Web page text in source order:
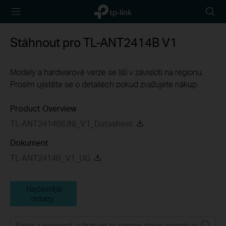
TP-Link,
Reliably
icon
Stáhnout proTL-ANT2414B V1
Modely a hardwarové verze se liší v závisloti na regionu.
Prosím ujistěte se o detailech pokud zvažujete nákup.
Product Overview
TL-ANT2414B(UN)_V1_Datasheet
Dokument
TL-ANT2414B_V1_UG
Nejčastější
dotazy